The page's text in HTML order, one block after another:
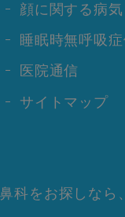
顔に関する病
睡眠時無呼吸
医院通信
サイトマップ
科をお探しな